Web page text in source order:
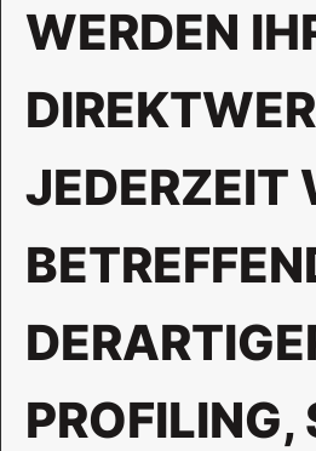
WERDEN
JEDERZEIT